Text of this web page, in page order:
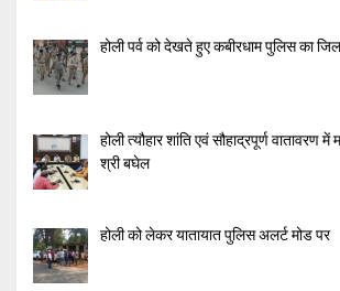
होली पर्व को देखते हुए कबीरधाम पुलिस का
होली त्यौहार शांति एवं सौहाद्रपूर्ण
श्री बघेल
होली को लेकर यातायात पुलिस अलर्ट मोड पर